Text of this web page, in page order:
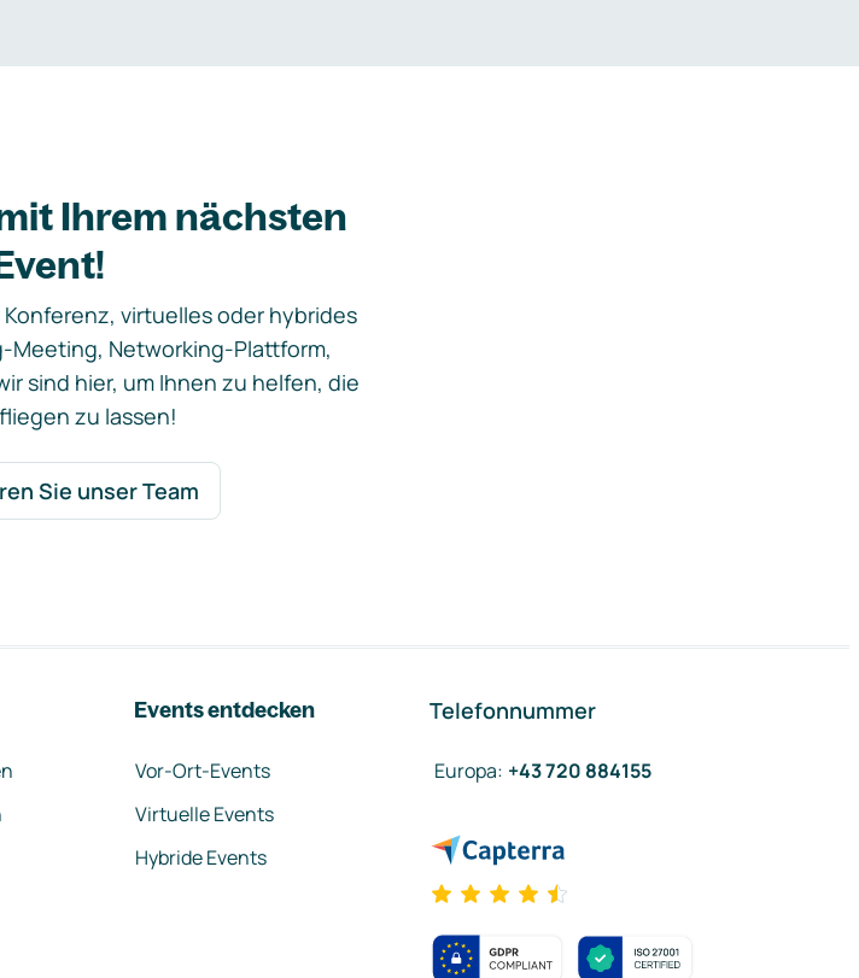
Ihrem nächsten
virtuelles oder hybrides
Meeting, Networking-Plattform,
sind hier, um Ihnen zu helfen, die
zu lassen!
Sie unser Team
Events entdecken
Vor-Ort-Events
Virtuelle Events
Hybride Events
Telefonnummer
Europa: +43 720 884155